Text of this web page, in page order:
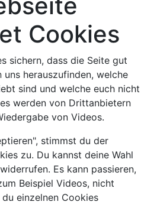
Cookies
sichern, dass die Seite gut
herauszufinden, welche
sind und welche euch nicht
werden von Drittanbietern
von Videos.
stimmst du der
zu. Du kannst deine Wahl
Es kann passieren,
Beispiel Videos, nicht
einzelnen Cookies